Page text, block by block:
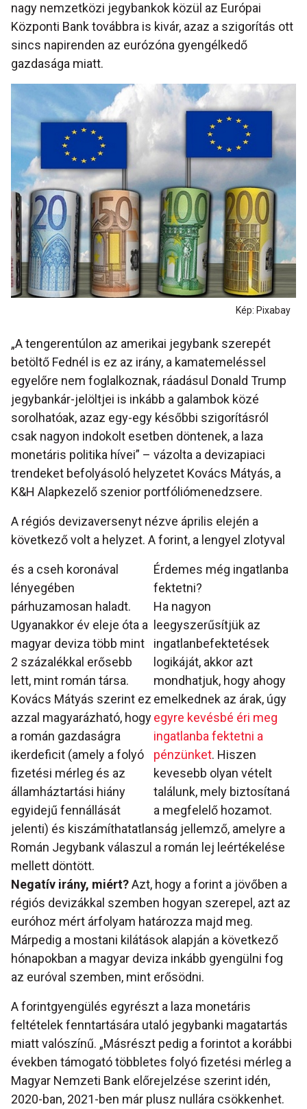
nagy nemzetközi jegybankok közül az Európai
Központi Bank továbbra is kivár, azaz a szigorítás ott
sincs napirenden az eurózóna gyengélkedő
gazdasága miatt.
Kép: Pixabay
„A tengerentúlon az amerikai jegybank szerepét
betöltő Fednél is ez az irány, a kamatemeléssel
egyelőre nem foglalkoznak, ráadásul Donald Trump
jegybankár-jelöltjei is inkább a galambok közé
sorolhatóak, azaz egy-egy későbbi szigorításról
csak nagyon indokolt esetben döntenek, a laza
monetáris politika hívei” – vázolta a devizapiaci
trendeket befolyásoló helyzetet Kovács Mátyás, a
K&H Alapkezelő szenior portfóliómenedzsere.
A régiós devizaversenyt nézve április elején a
következő volt a helyzet. A forint, a lengyel zlotyval
Érdemes még ingatlanba
fektetni?
Ha nagyon
leegyszerűsítjük az
ingatlanbefektetések
logikáját, akkor azt
mondhatjuk, hogy ahogy
emelkednek az árak, úgy
egyre kevésbé éri meg
ingatlanba fektetni a
pénzünket. Hiszen
kevesebb olyan vételt
találunk, mely biztosítaná
a megfelelő hozamot.
és a cseh koronával
lényegében
párhuzamosan haladt.
Ugyanakkor év eleje óta a
magyar deviza több mint
2 százalékkal erősebb
lett, mint román társa.
Kovács Mátyás szerint ez
azzal magyarázható, hogy
a román gazdaságra
ikerdeficit (amely a folyó
fizetési mérleg és az
államháztartási hiány
egyidejű fennállását
jelenti) és kiszámíthatatlanság jellemző, amelyre a
Román Jegybank válaszul a román lej leértékelése
mellett döntött.
Negatív irány, miért?Azt, hogy a forint a jövőben a
régiós devizákkal szemben hogyan szerepel, azt az
euróhoz mért árfolyam határozza majd meg.
Márpedig a mostani kilátások alapján a következő
hónapokban a magyar deviza inkább gyengülni fog
az euróval szemben, mint erősödni.
A forintgyengülés egyrészt a laza monetáris
feltételek fenntartására utaló jegybanki magatartás
miatt valószínű. „Másrészt pedig a forintot a korábbi
években támogató többletes folyó fizetési mérleg a
Magyar Nemzeti Bank előrejelzése szerint idén,
2020-ban, 2021-ben már plusz nullára csökkenhet.